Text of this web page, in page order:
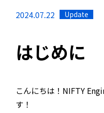
2024.07.22 Update
はじめに
こんにちは！NIFTY
す！